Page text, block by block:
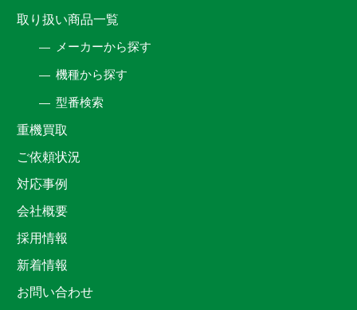
取り扱い商品一覧
メーカーから探す
機種から探す
型番検索
重機買取
ご依頼状況
対応事例
会社概要
採用情報
新着情報
お問い合わせ